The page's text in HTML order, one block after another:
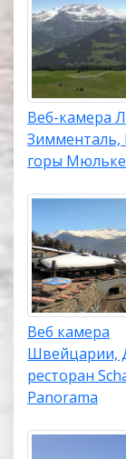
Веб-камера
горы
Веб камера
Швейцарии,
ресторан
Panorama